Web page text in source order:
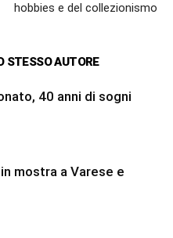
hobbies e del collezionismo
STESSO AUTORE
40 anni di sogni
mostra a Varese e